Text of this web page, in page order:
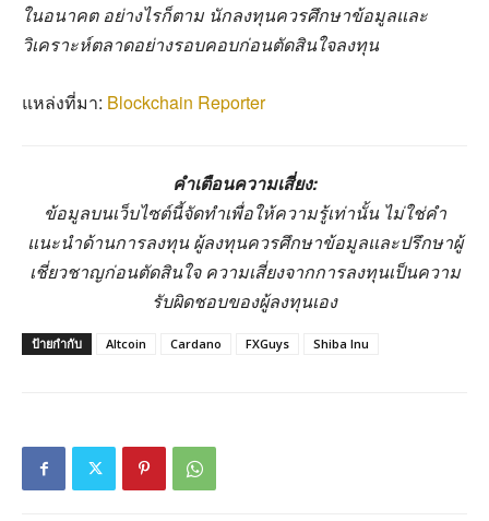
ในอนาคต อย่างไรก็ตาม นักลงทุนควรศึกษาข้อมูลและ
วิเคราะห์ตลาดอย่างรอบคอบก่อนตัดสินใจลงทุน
แหล่งที่มา: Blockchain Reporter
คำเตือนความเสี่ยง:
ข้อมูลบนเว็บไซต์นี้จัดทำเพื่อให้ความรู้เท่านั้น ไม่ใช่คำ
แนะนำด้านการลงทุน ผู้ลงทุนควรศึกษาข้อมูลและปรึกษาผู้
เชี่ยวชาญก่อนตัดสินใจ ความเสี่ยงจากการลงทุนเป็นความ
รับผิดชอบของผู้ลงทุนเอง
ป้ายกำกับ Altcoin Cardano FXGuys Shiba Inu